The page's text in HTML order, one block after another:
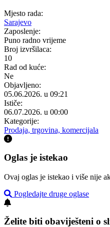
Mjesto rada:
Sarajevo
Zaposlenje:
Puno radno vrijeme
Broj izvršilaca:
10
Rad od kuće:
Ne
Objavljeno:
05.06.2026. u 09:21
Ističe:
06.07.2026. u 00:00
Kategorije:
Prodaja, trgovina, komercijala
Oglas je istekao
Ovaj oglas je istekao i više nije
Pogledajte druge oglase
Želite biti obaviješteni o